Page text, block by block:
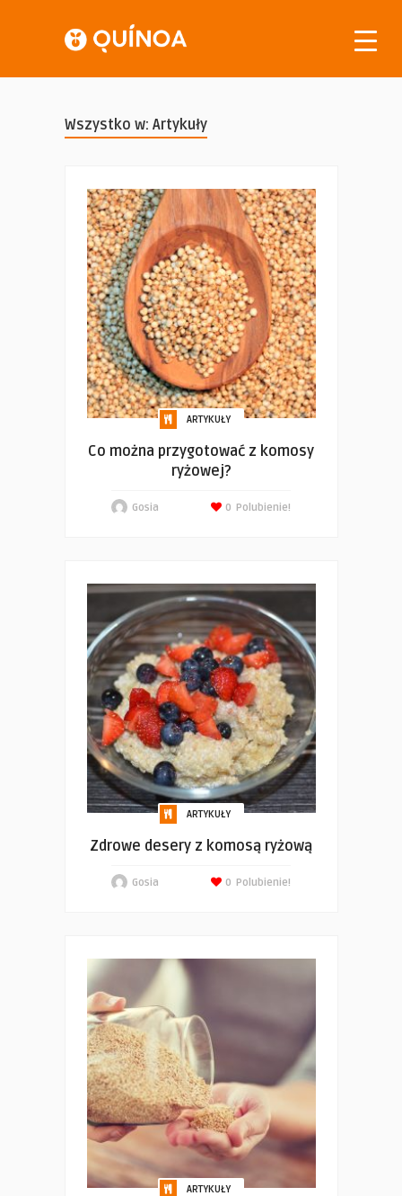
Wszystko w: Artykuły
ARTYKUŁY
Co można przygotować z komosy
ryżowej?
Gosia Polubienie!
0
ARTYKUŁY
Zdrowe desery z komosą ryżową
Gosia Polubienie!
0
ARTYKUŁY